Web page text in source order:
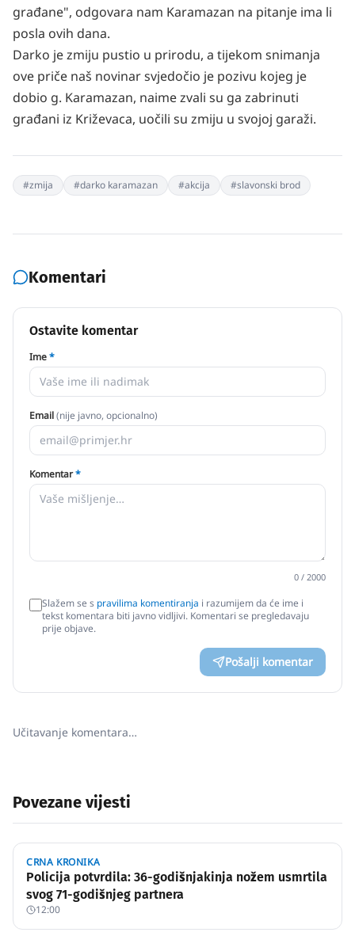
građane", odgovara nam Karamazan na pitanje ima li
posla ovih dana.
Darko je zmiju pustio u prirodu, a tijekom snimanja
ove priče naš novinar svjedočio je pozivu kojeg je
dobio g. Karamazan, naime zvali su ga zabrinuti
građani iz Križevaca, uočili su zmiju u svojoj garaži.
#zmija #darko karamazan #akcija #slavonski brod
Komentari
Ostavite komentar
Ime*
Email(nije javno, opcionalno)
Komentar*
0 / 2000
Slažem se s pravilima komentiranja i razumijem da će ime i
tekst komentara biti javno vidljivi. Komentari se pregledavaju
prije objave.
Pošalji komentar
Učitavanje komentara…
Povezane vijesti
CRNA KRONIKA
Policija potvrdila: 36-godišnjakinja nožem usmrtila
svog 71-godišnjeg partnera
12:00